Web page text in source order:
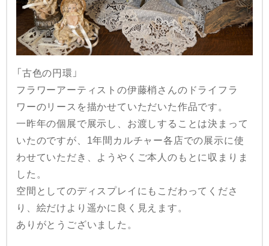
「古色の円環」
フラワーアーティストの伊藤梢さんのドライフラ
ワーのリースを描かせていただいた作品です。
一昨年の個展で展示し、お渡しすることは決まって
いたのですが、1年間カルチャー各店での展示に使
わせていただき、ようやくご本人のもとに収まりま
した。
空間としてのディスプレイにもこだわってくださ
り、絵だけより遥かに良く見えます。
ありがとうございました。